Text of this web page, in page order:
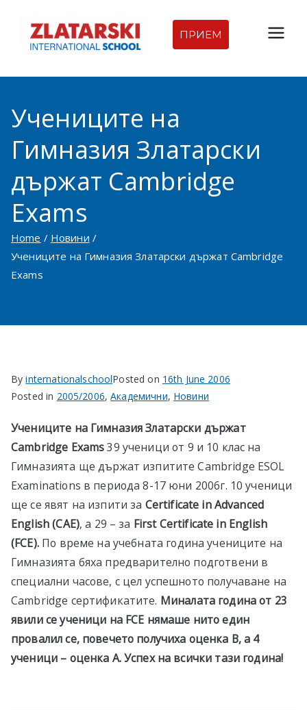
content
Междуна
родна
гимназия
Златарск
и |
родно
в София
ПРИЕМ
Учениците на
Гимназия Златарски
държат Cambridge
Exams
Home
Новини
Учениците на Гимназия Златарски държат Cambridge
Exams
ByinternationalschoolPosted on 16th June 2006
Posted in 2005/2006,Академични, Новини
Учениците на Гимназия Златарски държат
Cambridge Exams39 ученици от 9 и 10 клас на
Гимназията ще държат изпитите Cambridge ESOL
Examinations в периода 8-17 юни 2006г. 10 ученици
ще се явят на изпити за Certificate in Advanced
English (CAE), а 29 – за First Certificate in English
(FCE).По време на учебната година учениците на
Гимназията бяха предварително подготвени в
специални часове, с цел успешното получаване на
Cambridge сертификатите. Миналата година от 23
явили се ученици на FCE нямаше нито един
провалил се, повечето получиха оценка B, a 4
ученици – оценка А. Успех на всички тази година!